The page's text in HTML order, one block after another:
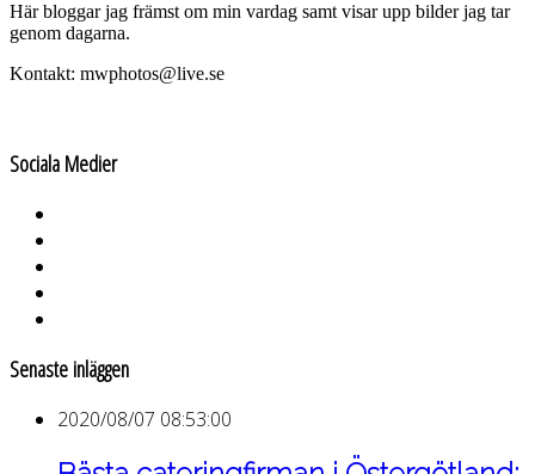
Här bloggar jag främst om min vardag samt visar upp bilder jag tar
genom dagarna.
Kontakt: mwphotos@live.se
Sociala Medier
Senaste inläggen
2020/08/07 08:53:00